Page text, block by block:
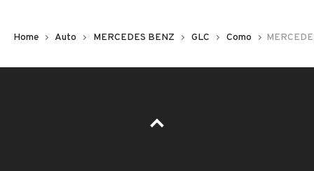
Home Auto MERCEDES BENZ GLC Como